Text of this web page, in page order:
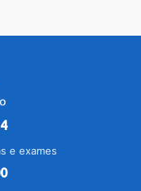
e exames